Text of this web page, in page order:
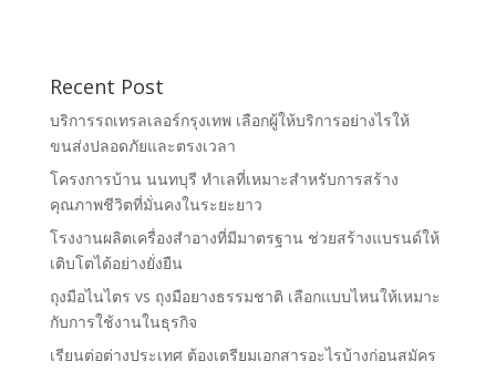
Recent Post
บริการรถเทรลเลอร์กรุงเทพ เลือกผู้ให้บริการอย่างไรให้
ขนส่งปลอดภัยและตรงเวลา
โครงการบ้าน นนทบุรี ทำเลที่เหมาะสำหรับการสร้าง
คุณภาพชีวิตที่มั่นคงในระยะยาว
โรงงานผลิตเครื่องสำอางที่มีมาตรฐาน ช่วยสร้างแบรนด์ให้
เติบโตได้อย่างยั่งยืน
ถุงมือไนไตร vs ถุงมือยางธรรมชาติ เลือกแบบไหนให้เหมาะ
กับการใช้งานในธุรกิจ
เรียนต่อต่างประเทศ ต้องเตรียมเอกสารอะไรบ้างก่อนสมัคร